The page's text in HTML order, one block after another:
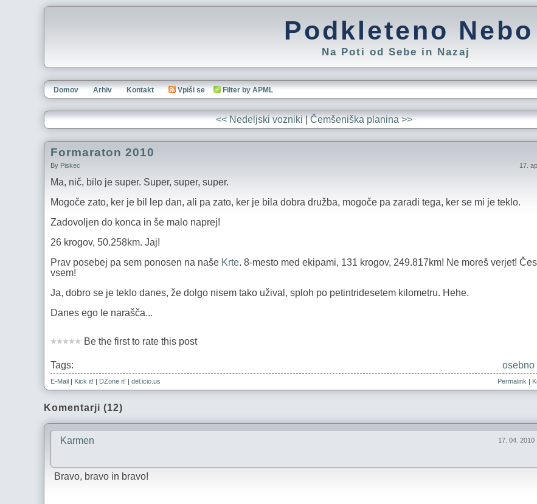
Podkleteno Nebo
Na Poti od Sebe in Nazaj
Domov Arhiv Kontakt Vpiši se Filter by APML
<< Nedeljski vozniki|Čemšeniška planina >>
Formaraton 2010
By Piskec 17.
Ma, nič, bilo je super. Super, super, super.
Mogoče zato, ker je bil lep dan, ali pa zato, ker je bila dobra družba, mogoče pa zaradi tega, ker se mi je teklo.
Zadovoljen do konca in še malo naprej!
26 krogov, 50.258km. Jaj!
Prav posebej pa sem ponosen na naše Krte. 8-mesto med ekipami, 131 krogov, 249.817km! Ne moreš verjet!
vsem!
Ja, dobro se je teklo danes, že dolgo nisem tako užival, sploh po petintridesetem kilometru. Hehe.
Danes ego le narašča...
Be the first to rate this post
Tags: osebno
E-Mail | Kick it! | DZone it! | del.icio.us Permalink |
Komentarji (12)
Karmen 17. 04. 2010
Bravo, bravo in bravo!